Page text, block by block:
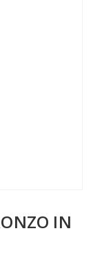
IN